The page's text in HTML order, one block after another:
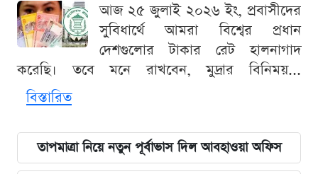
আজ ২৫ জুলাই ২০২৬ ইং, প্রবাসীদের
সুবিধার্থে আমরা বিশ্বের প্রধান
দেশগুলোর টাকার রেট হালনাগাদ
করেছি। তবে মনে রাখবেন, মুদ্রার বিনিময়...
বিস্তারিত
তাপমাত্রা নিয়ে নতুন পূর্বাভাস দিল আবহাওয়া অফিস